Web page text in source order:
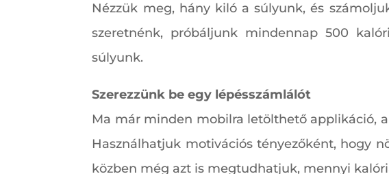
Nézzük meg, hány kiló a súlyunk, és
szeretnénk, próbáljunk mindennap 500
súlyunk.
Szerezzünk be egy lépésszámlálót
Ma már minden mobilra letölthető applikáció,
Használhatjuk motivációs tényezőként, hogy
közben még azt is megtudhatjuk, mennyi